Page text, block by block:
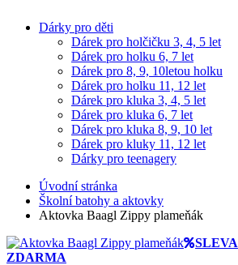
Dárky pro děti
Dárek pro holčičku 3, 4, 5 let
Dárek pro holku 6, 7 let
Dárek pro 8, 9, 10letou holku
Dárek pro holku 11, 12 let
Dárek pro kluka 3, 4, 5 let
Dárek pro kluka 6, 7 let
Dárek pro kluka 8, 9, 10 let
Dárek pro kluky 11, 12 let
Dárky pro teenagery
Úvodní stránka
Školní batohy a aktovky
Aktovka Baagl Zippy plameňák
SLEVA
ZDARMA